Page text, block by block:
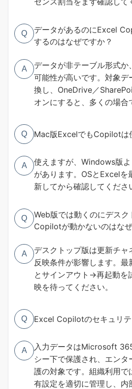
Q
データがあるのにExcel
するのはなぜですか？
A
データが非テーブル形式
可能性が高いです。対象デ
換し、OneDrive／
オンにすると、多くの場合
Q Mac版ExcelでもCopilotは
A
使えますが、Windows版
があります。OSとExcelを
新してから確認してくださ
Q
Web版では動くのにデス
Copilotが動かないのはな
A
デスクトップ版は更新チ
反映条件が影響します。最
とサインアウト→再起動を
映を待ってください。
Q Excel Copilotのセキュリテ
A
入力データはMicrosoft
シー下で保護され、エンタ
護の対象です。組織利用で
有設定を適切に管理し、内